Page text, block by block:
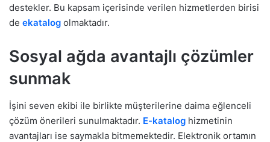
destekler. Bu kapsam içerisinde verilen hizmetlerden birisi
de ekatalog olmaktadır.
Sosyal ağda avantajlı çözümler
sunmak
İşini seven ekibi ile birlikte müşterilerine daima eğlenceli
çözüm önerileri sunulmaktadır. E-katalog hizmetinin
avantajları ise saymakla bitmemektedir. Elektronik ortamın